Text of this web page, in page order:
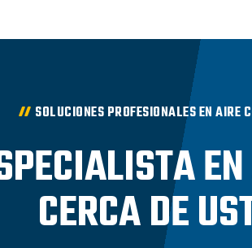
SOLUCIONES PROFESIONALES EN AIRE
CERCA DE